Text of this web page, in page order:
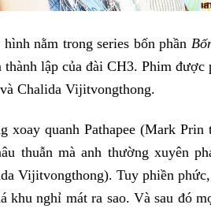
nằm trong series bốn phần
lập của đài CH3. Phim được
Chalida Vijitvongthong.
xoay quanh Pathapee (Mark
thuẫn mà anh thường xuyên
Vijitvongthong). Tuy phiền
khu nghỉ mát ra sao. Và sau đó